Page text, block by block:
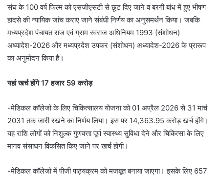
संघ के 100 वर्ष फिल्म को एसजीएसटी से छूट दिए जाने व बरगी बांध में हुए भीषण
हादसे की न्यायिक जांच कराए जाने संबंधी निर्णय का अनुसमर्थन किया। जबकि
मध्यप्रदेश पंचायत राज एवं ग्राम स्वराज अधिनियम 1993 (संशोधन)
अध्यादेश-2026 और मध्यप्रदेश उपकर (संशोधन) अध्यादेश-2026 के प्रारूप
का अनुमोदन किया है।
यहां खर्च होंगे 17 हजार 59 करोड़
-मेडिकल कॉलेजों के लिए चिकित्सालय योजना को 01 अप्रैल 2026 से 31 मार्च
2031 तक जारी रखने का निर्णय लिया। इस पर 14,363.95 करोड़ खर्च होंगे।
यह राशि लोगों को निशुल्क गुणवत्ता पूर्ण स्वास्थ्य सुविधा देने और चिकित्सा के लिए
मानव संसाधन विकसित किए जाने पर खर्च होगी।
-मेडिकल कॉलेजों में पीजी पाठ्यक्रम को मजबूत बनाया जाएगा। इसके लिए 657